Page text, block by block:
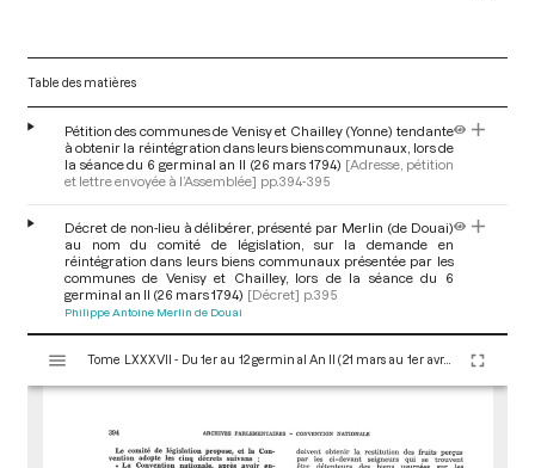
Table des matières
Pétition des communes de Venisy et Chailley (Yonne) tendante
à obtenir la réintégration dans leurs biens communaux, lors de
la séance du 6 germinal an II (26 mars 1794) [Adresse, pétition
et lettre envoyée à l’Assemblée] pp.394-395
Décret de non-lieu à délibérer, présenté par Merlin (de Douai)
au nom du comité de législation, sur la demande en
réintégration dans leurs biens communaux présentée par les
communes de Venisy et Chailley, lors de la séance du 6
germinal an II (26 mars 1794) [Décret] p.395
Philippe Antoine Merlin de Douai
s